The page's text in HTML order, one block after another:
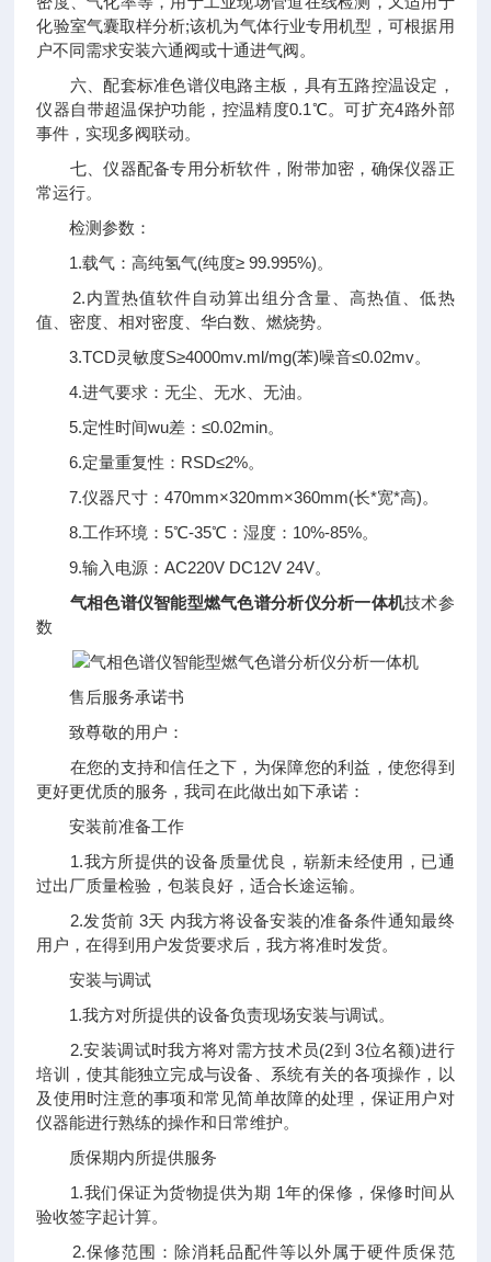
化验室气囊取样分析;该机为气体行业专用机型，可根据用
户不同需求安装六通阀或十通进气阀。
六、配套标准色谱仪电路主板，具有五路控温设定，
仪器自带超温保护功能，控温精度0.1℃。可扩充4路外部
事件，实现多阀联动。
七、仪器配备专用分析软件，附带加密，确保仪器正
常运行。
检测参数：
1.载气：高纯氢气(纯度≥ 99.995%)。
2.内置热值软件自动算出组分含量、高热值、低热
值、密度、相对密度、华白数、燃烧势。
3.TCD灵敏度S≥4000mv.ml/mg(苯)噪音≤0.02mv。
4.进气要求：无尘、无水、无油。
5.定性时间wu差：≤0.02min。
6.定量重复性：RSD≤2%。
7.仪器尺寸：470mm×320mm×360mm(长*宽*高)。
8.工作环境：5℃-35℃：湿度：10%-85%。
9.输入电源：AC220V DC12V 24V。
气相色谱仪智能型燃气色谱分析仪分析一体机技术参
数
售后服务承诺书
致尊敬的用户：
在您的支持和信任之下，为保障您的利益，使您得到
更好更优质的服务，我司在此做出如下承诺：
安装前准备工作
1.我方所提供的设备质量优良，崭新未经使用，已通
过出厂质量检验，包装良好，适合长途运输。
2.发货前 3天 内我方将设备安装的准备条件通知最终
用户，在得到用户发货要求后，我方将准时发货。
安装与调试
1.我方对所提供的设备负责现场安装与调试。
2.安装调试时我方将对需方技术员(2到 3位名额)进行
培训，使其能独立完成与设备、系统有关的各项操作，以
及使用时注意的事项和常见简单故障的处理，保证用户对
仪器能进行熟练的操作和日常维护。
质保期内所提供服务
1.我们保证为货物提供为期 1年的保修，保修时间从
验收签字起计算。
2.保修范围：除消耗品配件等以外属于硬件质保范